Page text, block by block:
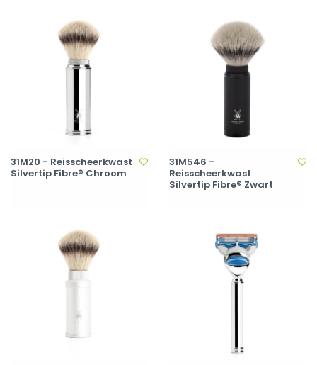
31M20 - Reisscheerkwast
Silvertip Fibre® Chroom
31M546 -
Reisscheerkwast
Silvertip Fibre® Zwart